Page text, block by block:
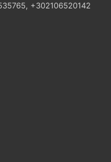
+302106520142